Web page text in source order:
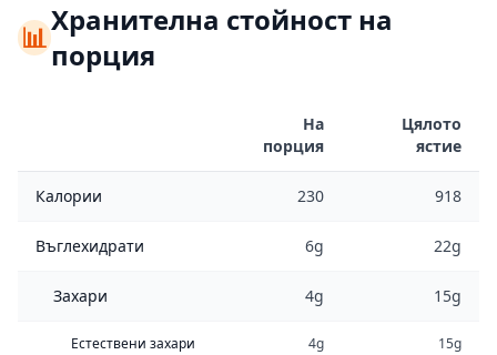
📊Хранителна стойност на
порция
На
порция
Цялото
ястие
Калории 230 918
Въглехидрати 6g 22g
Захари 4g 15g
Естествени захари 4g 15g